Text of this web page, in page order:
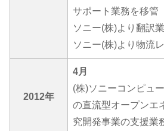
サポート業務を移管
ソニー(株)より翻訳
ソニー(株)より物流
2012年
4月
(株)ソニーコンピュ
の直流型オープンエ
究開発事業の支援業